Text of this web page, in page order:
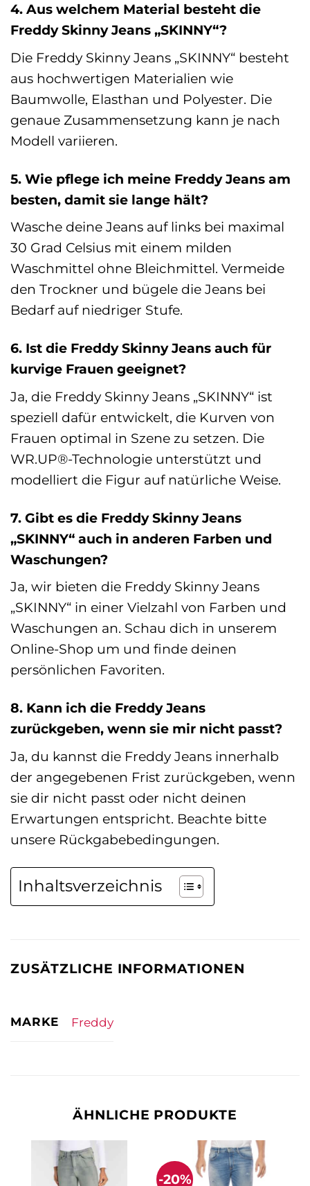
4. Aus welchem Material besteht die
Freddy Skinny Jeans „SKINNY“?
Die Freddy Skinny Jeans „SKINNY“ besteht
aus hochwertigen Materialien wie
Baumwolle, Elasthan und Polyester. Die
genaue Zusammensetzung kann je nach
Modell variieren.
5. Wie pflege ich meine Freddy Jeans am
besten, damit sie lange hält?
Wasche deine Jeans auf links bei maximal
30 Grad Celsius mit einem milden
Waschmittel ohne Bleichmittel. Vermeide
den Trockner und bügele die Jeans bei
Bedarf auf niedriger Stufe.
6. Ist die Freddy Skinny Jeans auch für
kurvige Frauen geeignet?
Ja, die Freddy Skinny Jeans „SKINNY“ ist
speziell dafür entwickelt, die Kurven von
Frauen optimal in Szene zu setzen. Die
WR.UP®-Technologie unterstützt und
modelliert die Figur auf natürliche Weise.
7. Gibt es die Freddy Skinny Jeans
„SKINNY“ auch in anderen Farben und
Waschungen?
Ja, wir bieten die Freddy Skinny Jeans
„SKINNY“ in einer Vielzahl von Farben und
Waschungen an. Schau dich in unserem
Online-Shop um und finde deinen
persönlichen Favoriten.
8. Kann ich die Freddy Jeans
zurückgeben, wenn sie mir nicht passt?
Ja, du kannst die Freddy Jeans innerhalb
der angegebenen Frist zurückgeben, wenn
sie dir nicht passt oder nicht deinen
Erwartungen entspricht. Beachte bitte
unsere Rückgabebedingungen.
Inhaltsverzeichnis
ZUSÄTZLICHE INFORMATIONEN
MARKE Freddy
ÄHNLICHE PRODUKTE
-20%